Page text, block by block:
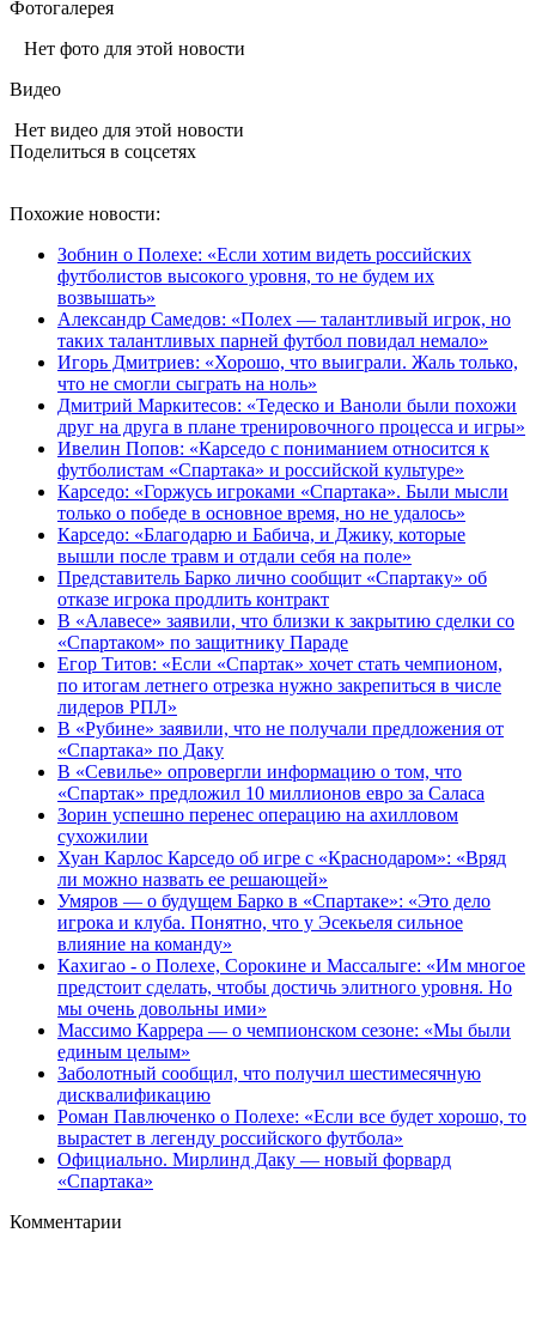
Фотогалерея
Нет фото для этой новости
Видео
Нет видео для этой новости
Поделиться в соцсетях
Похожие новости:
Зобнин о Полехе: «Если хотим видеть российских
футболистов высокого уровня, то не будем их
возвышать»
Александр Самедов: «Полех — талантливый игрок, но
таких талантливых парней футбол повидал немало»
Игорь Дмитриев: «Хорошо, что выиграли. Жаль только,
что не смогли сыграть на ноль»
Дмитрий Маркитесов: «Тедеско и Ваноли были похожи
друг на друга в плане тренировочного процесса и игры»
Ивелин Попов: «Карседо с пониманием относится к
футболистам «Спартака» и российской культуре»
Карседо: «Горжусь игроками «Спартака». Были мысли
только о победе в основное время, но не удалось»
Карседо: «Благодарю и Бабича, и Джику, которые
вышли после травм и отдали себя на поле»
Представитель Барко лично сообщит «Спартаку» об
отказе игрока продлить контракт
В «Алавесе» заявили, что близки к закрытию сделки со
«Спартаком» по защитнику Параде
Егор Титов: «Если «Спартак» хочет стать чемпионом,
по итогам летнего отрезка нужно закрепиться в числе
лидеров РПЛ»
В «Рубине» заявили, что не получали предложения от
«Спартака» по Даку
В «Севилье» опровергли информацию о том, что
«Спартак» предложил 10 миллионов евро за Саласа
Зорин успешно перенес операцию на ахилловом
сухожилии
Хуан Карлос Карседо об игре с «Краснодаром»: «Вряд
ли можно назвать ее решающей»
Умяров — о будущем Барко в «Спартаке»: «Это дело
игрока и клуба. Понятно, что у Эсекьеля сильное
влияние на команду»
Кахигао - о Полехе, Сорокине и Массалыге: «Им многое
предстоит сделать, чтобы достичь элитного уровня. Но
мы очень довольны ими»
Массимо Каррера — о чемпионском сезоне: «Мы были
единым целым»
Заболотный сообщил, что получил шестимесячную
дисквалификацию
Роман Павлюченко о Полехе: «Если все будет хорошо, то
вырастет в легенду российского футбола»
Официально. Мирлинд Даку — новый форвард
«Спартака»
Комментарии